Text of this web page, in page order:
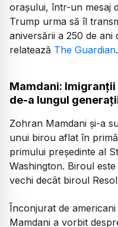
orașului, într-un mesaj
Trump urma să îl
aniversării a 250 de
relatează The Guardian.
Mamdani:
de-a lungul
Zohran Mamdani și-a
unui birou aflat în
primului președinte al
Washington. Biroul
vechi decât biroul
Înconjurat de
Mamdani a vorbit